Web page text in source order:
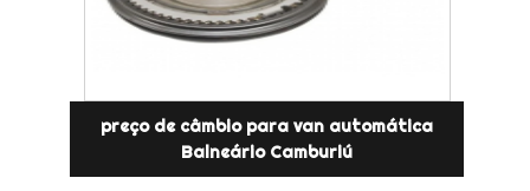
preço de câmbio para van automática
Balneário Camburiú